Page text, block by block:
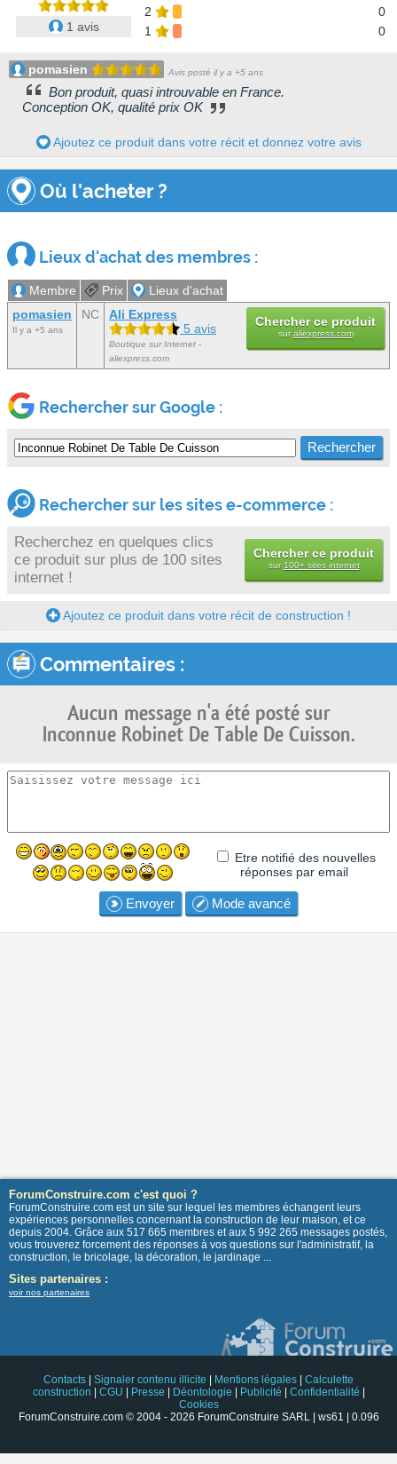
1 avis
2
0
1
0
pomasien Avis posté il y a +5 ans
Bon produit, quasi introuvable en France.
Conception OK, qualité prix OK
Ajoutez ce produit dans votre récit et donnez votre avis
Où l'acheter ?
Lieux d'achat des membres :
Membre Prix
Lieux d'achat
pomasien
Il y a +5 ans
NC
Ali Express
5 avis
Boutique sur Internet -
aliexpress.com
Chercher ce produit
suraliexpress.com
Rechercher sur Google :
Rechercher sur les sites e-commerce :
Recherchez en quelques clics
ce produit sur plus de 100 sites
internet !
Chercher ce produit
sur 100+ sites internet
Ajoutez ce produit dans votre récit de construction !
Commentaires :
Aucun message n'a été posté sur
Inconnue Robinet De Table De Cuisson.
Etre notifié des nouvelles
réponses par email
Envoyer Mode avancé
ForumConstruire.com c'est quoi ?
ForumConstruire.com est un site sur lequel les membres échangent leurs
expériences personnelles concernant la construction de leur maison, et ce
depuis 2004. Grâce aux 517 665 membres et aux 5 992 265 messages postés,
vous trouverez forcement des réponses à vos questions sur l'administratif, la
construction, le bricolage, la décoration, le jardinage ...
Sites partenaires :
voir nos partenaires
Contacts Signaler contenu illicite Mentions légales
Calculette
construction
CGU Presse Déontologie Publicité Confidentialité
Cookies
ForumConstruire.com © 2004 - 2026 ForumConstruire SARL | ws61 | 0.096